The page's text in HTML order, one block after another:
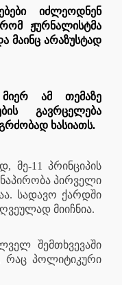
იძლეოდნენ
ჟურნალისტმა
მაინც არაზუსტად
მიერ ამ თემაზე
გავრცელება
ხასიათს.
მე-11 პრინციპის
პირველი
სადავო ქარდში
მიიჩნია.
შემთხვევაში
რაც პოლიტიკური